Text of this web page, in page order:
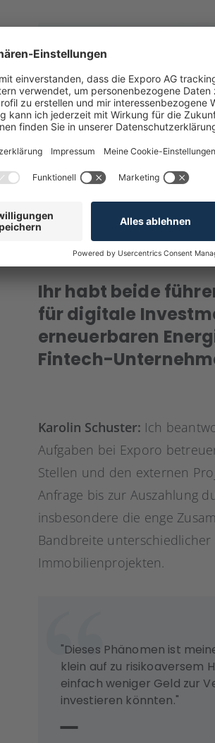
In eine bessere
investieren
Jetzt bei Exporo anmelden und
Investmentmöglichkeiten aus
erneuerbaren Energien und
JETZT ANMELDEN
Ihr habt beide
für digitale
erneuerbaren
Fintech-
Karolin Schuster: Ich
Aufgaben bei Exporo
Stellen und den externen
Anfrage bis zur Auszahlung
insbesondere die enge
Bandbreite
Immobilienprojekten.
"Dieses Phänomen ist
klein auf zu risikoaversem
einfach weniger Geld zur
investieren könnten."